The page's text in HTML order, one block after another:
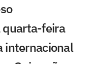
quarta-feira
internacional